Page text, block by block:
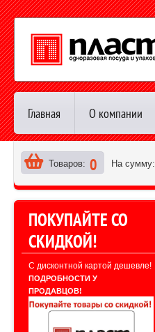
Главная О компании
Товаров: 0 На сумму:
ПОКУПАЙТЕ СО
СКИДКОЙ!
С дисконтной картой дешевле!
ПОДРОБНОСТИ У
ПРОДАВЦОВ!
>